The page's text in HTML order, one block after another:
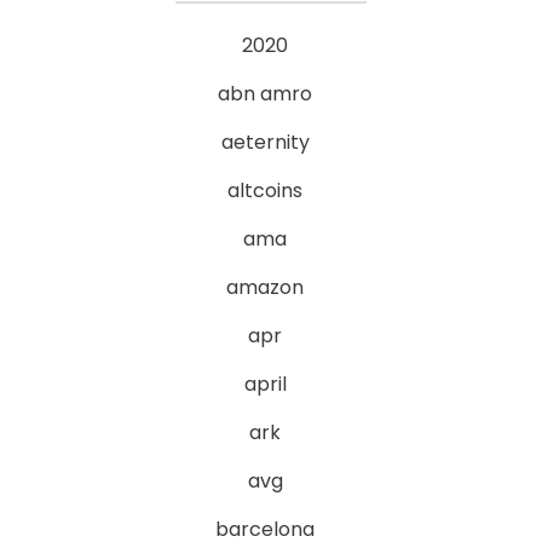
2020
abn amro
aeternity
altcoins
ama
amazon
apr
april
ark
avg
barcelona